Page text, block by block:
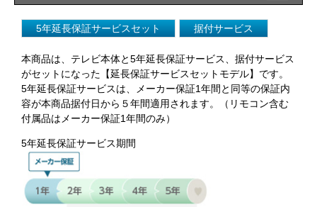
5年延長保証サービスセット 据付サービス
本商品は、テレビ本体と5年延長保証サービス、据付サービス
がセットになった【延長保証サービスセットモデル】です。
5年延長保証サービスは、メーカー保証1年間と同等の保証内
容が本商品据付日から５年間適用されます。（リモコン含む
付属品はメーカー保証1年間のみ）
5年延長保証サービス期間